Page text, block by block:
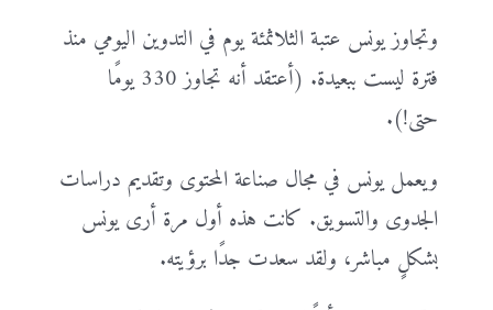
وتجاوز يونس عتبة الثلاثمئة يوم في التدوين اليومي منذ
فترة ليست ببعيدة. (أعتقد أنه تجاوز 330 يومًا
حتى!).
ويعمل يونس في مجال صناعة المحتوى وتقديم دراسات
الجدوى والتسويق. كانت هذه أول مرة أرى يونس
بشكلٍ مباشر، ولقد سعدت جدًا برؤيته.